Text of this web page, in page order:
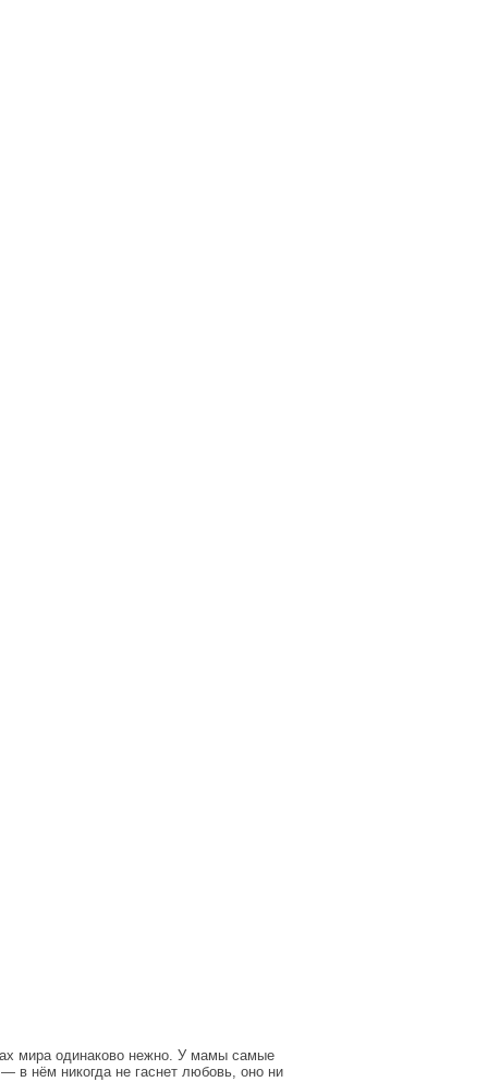
мира одинаково нежно. У мамы самые
в нём никогда не гаснет любовь, оно ни